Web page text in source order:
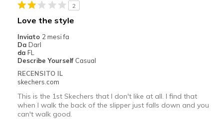
Casual Wear
Sizing
View On Shoes
Shoes are for Wearing
2
Love the style
Inviato 2 mesi fa
Da Darl
da FL
Describe Yourself Casual
RECENSITO IL
skechers.com
This is the 1st Skechers that I don't like at all. I find that
when I walk the back of the slipper just falls down and you
can't walk good.